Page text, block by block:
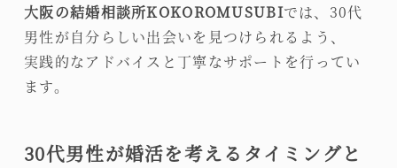
大阪の結婚相談所KOKOROMUSUBIでは、30代
男性が自分らしい出会いを見つけられるよう、
実践的なアドバイスと丁寧なサポートを行ってい
ます。
30代男性が婚活を考えるタイミングと